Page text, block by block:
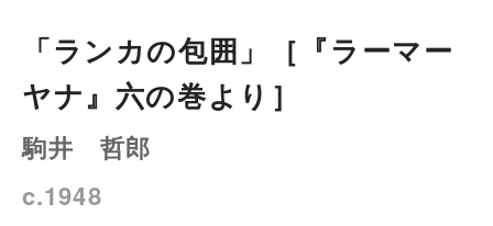
「ランカの包囲」［『ラーマー
ヤナ』六の巻より］
駒井 哲郎
c.1948